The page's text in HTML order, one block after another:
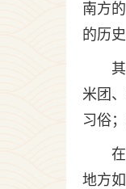
南方
的历
米团
习俗
地方